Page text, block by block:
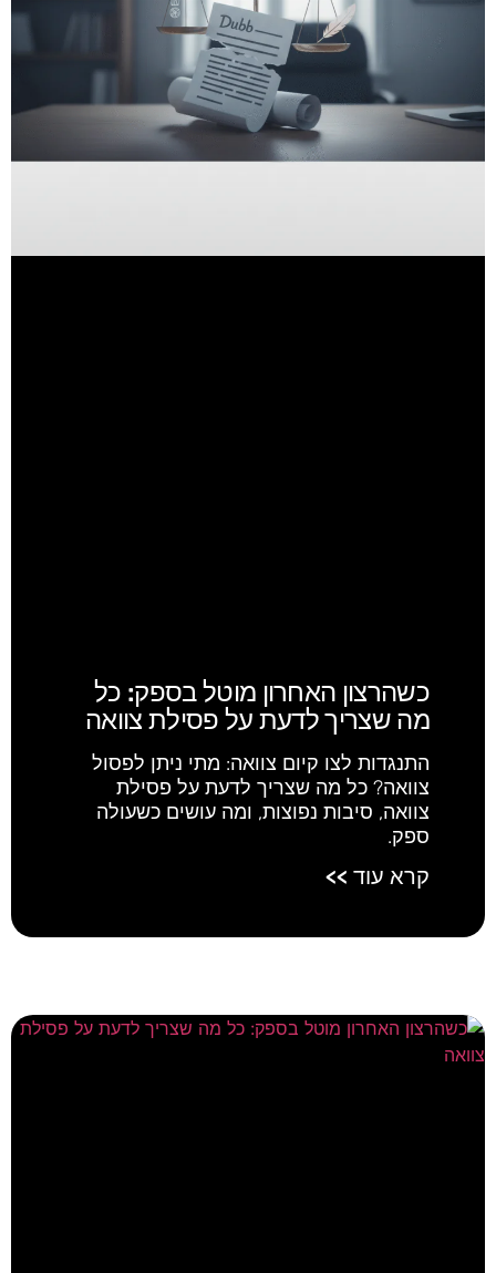
כשהרצון האחרון מוטל בספק: כל
מה שצריך לדעת על פסילת צוואה
התנגדות לצו קיום צוואה: מתי ניתן לפסול
צוואה? כל מה שצריך לדעת על פסילת
צוואה, סיבות נפוצות, ומה עושים כשעולה
ספק.
קרא עוד >>